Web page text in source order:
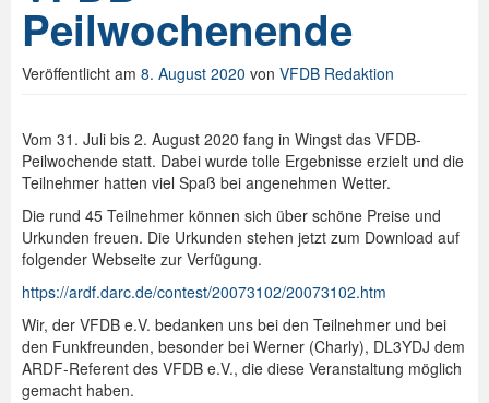
Spenden
Login
Peilwochenende
Veröffentlicht am 8. August 2020 von VFDB Redaktion
Vom 31. Juli bis 2. August 2020 fang in Wingst das VFDB-
Peilwochende statt. Dabei wurde tolle Ergebnisse erzielt und die
Teilnehmer hatten viel Spaß bei angenehmen Wetter.
Die rund 45 Teilnehmer können sich über schöne Preise und
Urkunden freuen. Die Urkunden stehen jetzt zum Download auf
folgender Webseite zur Verfügung.
https://ardf.darc.de/contest/20073102/20073102.htm
Wir, der VFDB e.V. bedanken uns bei den Teilnehmer und bei
den Funkfreunden, besonder bei Werner (Charly), DL3YDJ dem
ARDF-Referent des VFDB e.V., die diese Veranstaltung möglich
gemacht haben.